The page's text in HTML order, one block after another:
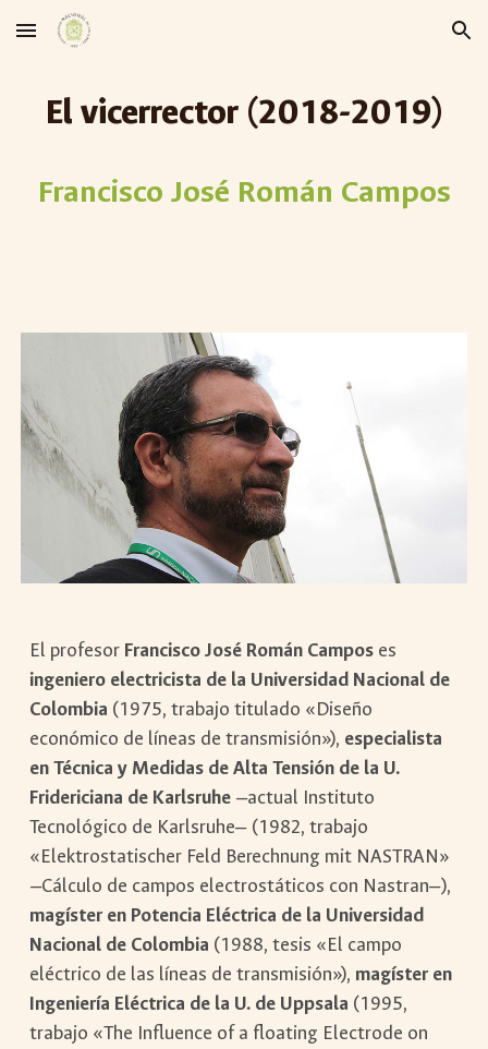
Skip to main content Skip to navigation
El vicerrector(2018-2019)
Francisco José Román Campos
El profesor Francisco José Román Campos es
ingeniero electricista de la Universidad Nacional de
Colombia (1975, trabajo titulado «Diseño
económico de líneas de transmisión»), especialista
en Técnica y Medidas de Alta Tensión de la U.
Fridericiana de Karlsruhe —actual Instituto
Tecnológico de Karlsruhe— (1982, trabajo
«Elektrostatischer Feld Berechnung mit NASTRAN»
—Cálculo de campos electrostáticos con Nastran—),
magíster en Potencia Eléctrica de la Universidad
Nacional de Colombia (1988, tesis «El campo
eléctrico de las líneas de transmisión»), magíster en
Ingeniería Eléctrica de la U. de Uppsala (1995,
trabajo «The Influence of a floating Electrode on